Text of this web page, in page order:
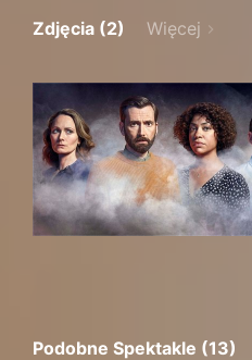
Zdjęcia (2) Więcej
Podobne Spektakle (13)